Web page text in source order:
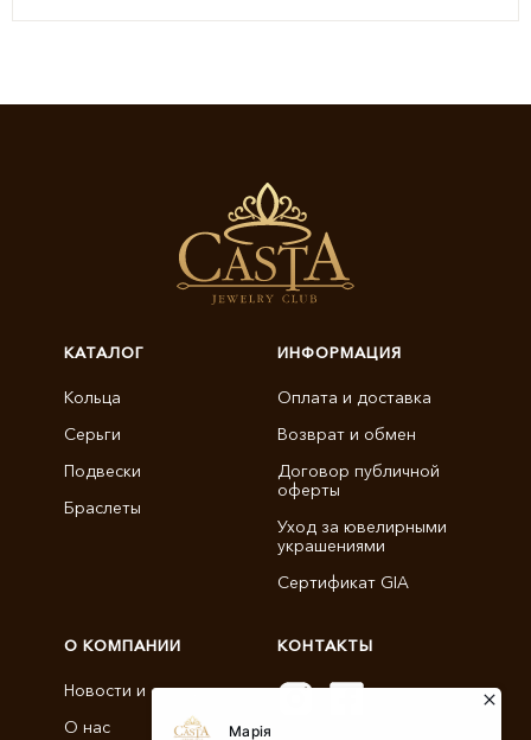
КАТАЛОГ
Кольца
Серьги
Подвески
Браслеты
ИНФОРМАЦИЯ
Оплата и доставка
Возврат и обмен
Договор публичной
оферты
Уход за ювелирными
украшениями
Сертификат GIA
О КОМПАНИИ
Новости и статьи
О нас
КОНТАКТЫ